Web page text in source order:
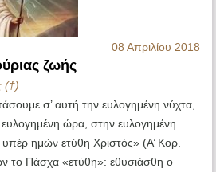
08 Απριλίου 2018
ζωής
(†)
σ’ αυτή την ευλογημένη νύχτα,
ώρα, στην ευλογημένη
ημών ετύθη Χριστός» (Α’ Κορ.
το Πάσχα «ετύθη»: εθυσιάσθη ο